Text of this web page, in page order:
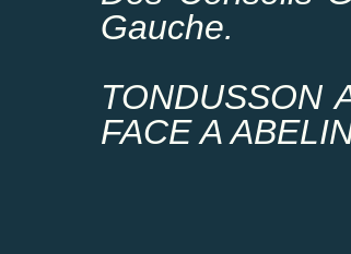
Gauche.
TONDUSSON
FACE A